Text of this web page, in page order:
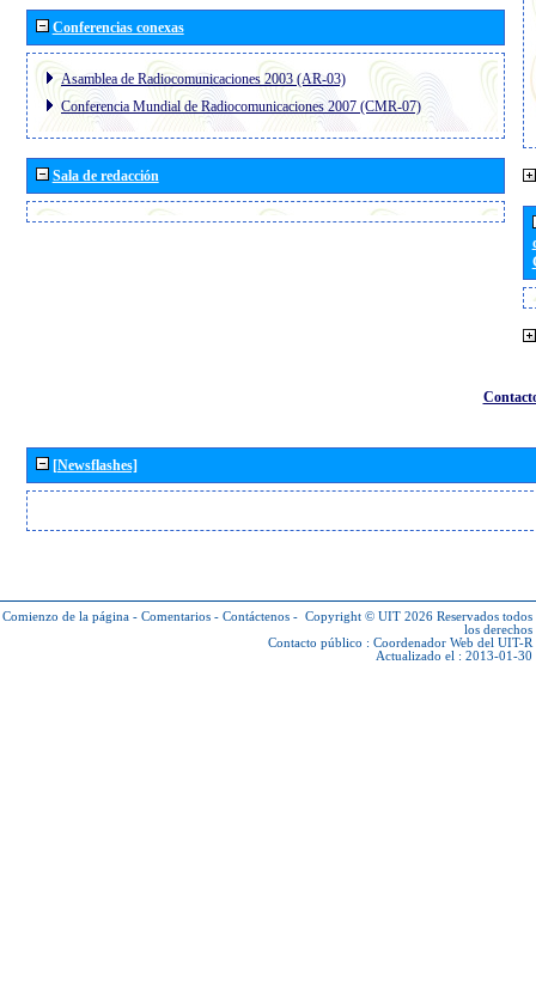
Conferencias conexas
Asamblea de Radiocomunicaciones 2003 (AR-03)
Conferencia Mundial de Radiocomunicaciones 2007 (CMR-07)
Sala de redacción
[Newsflashes]
Comienzo de la página - Comentarios - Contáctenos - Copyright © UIT 2026 Reservados todos
los derechos
Contacto público : Coordenador Web del UIT-R
Actualizado el : 2013-01-30